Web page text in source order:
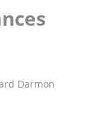
Darmon